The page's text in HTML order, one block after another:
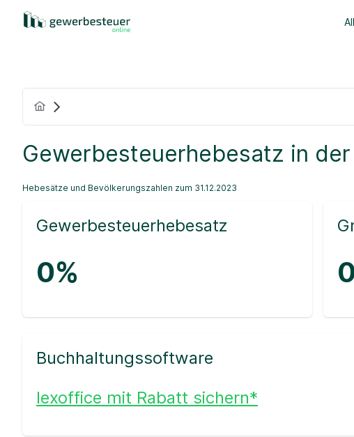
Gewerbesteuerhebesatz in der
Hebesätze und Bevölkerungszahlen zum 31.12.2023
Gewerbesteuerhebesatz
0%
Buchhaltungssoftware
lexoffice mit Rabatt sichern*